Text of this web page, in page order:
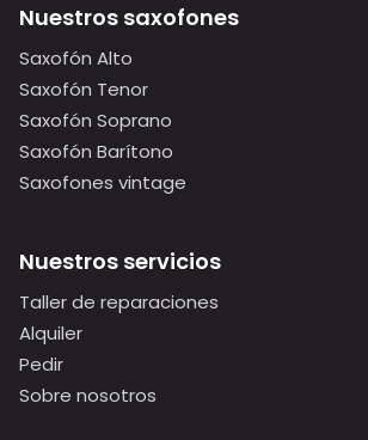
Nuestros saxofones
Saxofón Alto
Saxofón Tenor
Saxofón Soprano
Saxofón Barítono
Saxofones vintage
Nuestros servicios
Taller de reparaciones
Alquiler
Pedir
Sobre nosotros